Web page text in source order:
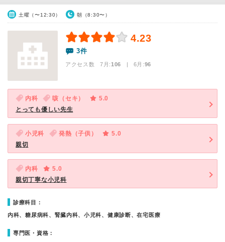
土曜（〜12:30） 朝（8:30〜）
4.23
3件
アクセス数 7月:106 | 6月:96
内科 咳（セキ）
5.0
とっても優しい先生
小児科 発熱（子供）
5.0
親切
内科
5.0
親切丁寧な小児科
診療科目：
内科、糖尿病科、腎臓内科、小児科、健康診断、在宅医療
専門医・資格：